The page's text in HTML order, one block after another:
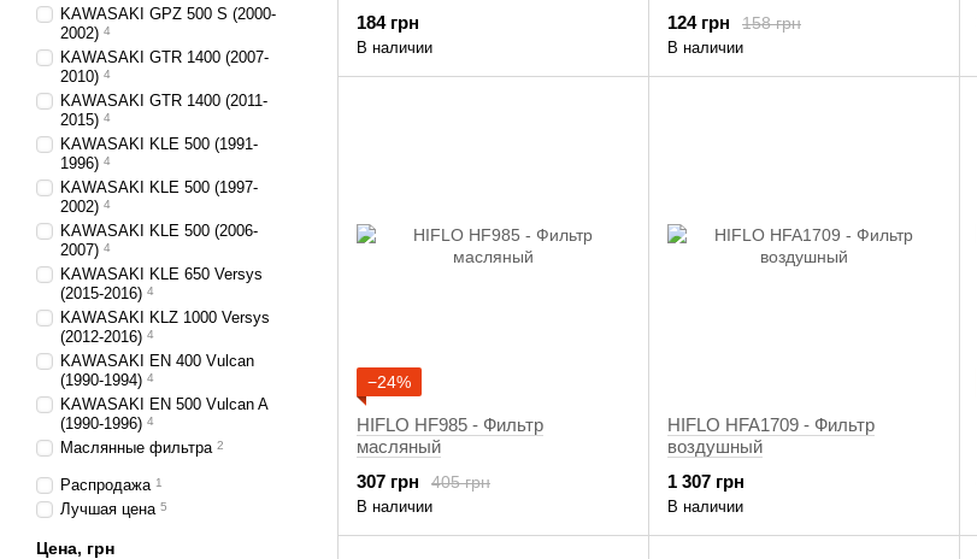
184 грн
В наличии
158 грн
124 грн
В наличии
−24%
HIFLO HF985 - Фильтр
масляный
405 грн
307 грн
В наличии
HIFLO HFA1709 - Фильтр
воздушный
1 307 грн
В наличии
KAWASAKI GPZ 500 S (2000-
2002) 4
KAWASAKI GTR 1400 (2007-
2010) 4
KAWASAKI GTR 1400 (2011-
2015) 4
KAWASAKI KLE 500 (1991-
1996) 4
KAWASAKI KLE 500 (1997-
2002) 4
KAWASAKI KLE 500 (2006-
2007) 4
KAWASAKI KLE 650 Versys
(2015-2016) 4
KAWASAKI KLZ 1000 Versys
(2012-2016) 4
KAWASAKI EN 400 Vulcan
(1990-1994) 4
KAWASAKI EN 500 Vulcan A
(1990-1996) 4
Маслянные фильтра 2
Распродажа 1
Лучшая цена 5
Цена, грн